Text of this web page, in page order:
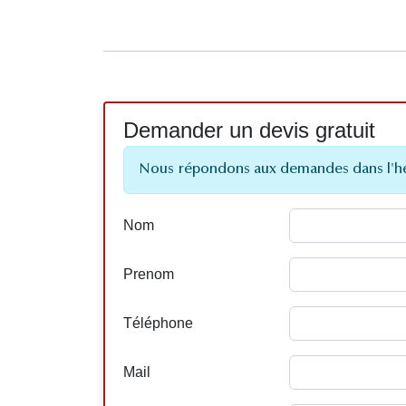
Demander un devis gratuit
Nous répondons aux demandes dans
Nom
Prenom
Téléphone
Mail